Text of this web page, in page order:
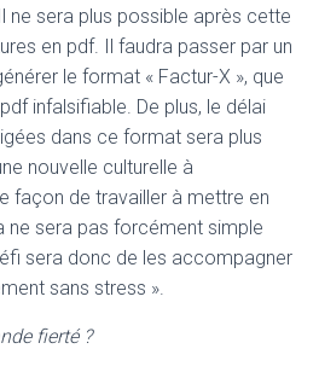
ne sera plus possible après cette
en pdf. Il faudra passer par un
le format « Factur-X », que
infalsifiable. De plus, le délai
dans ce format sera plus
nouvelle culturelle à
façon de travailler à mettre en
ne sera pas forcément simple
sera donc de les accompagner
sans stress ».
fierté ?